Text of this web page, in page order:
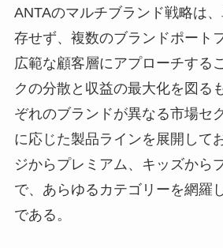
ANTAのマルチブランド戦略は
存せず、複数のブランドポート
広範な顧客層にアプローチする
クの分散と収益の最大化を図る
ぞれのブランドが異なる市場セ
に応じた製品ラインを展開して
ジからプレミアム、キッズから
で、あらゆるカテゴリーを網羅
である。